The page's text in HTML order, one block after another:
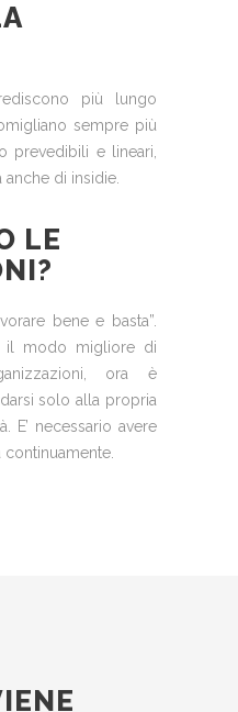
più lungo
sempre più
prevedibili e lineari,
di insidie.
LE
bene e basta”.
il modo migliore di
ora è
solo alla propria
E’ necessario avere
continuamente.